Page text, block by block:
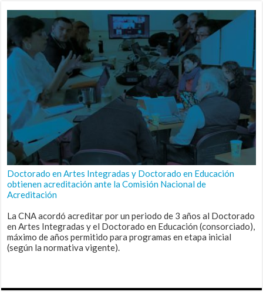
Doctorado en Artes Integradas y Doctorado en Educación
obtienen acreditación ante la Comisión Nacional de
Acreditación
La CNA acordó acreditar por un periodo de 3 años al Doctorado
en Artes Integradas y el Doctorado en Educación (consorciado),
máximo de años permitido para programas en etapa inicial
(según la normativa vigente).